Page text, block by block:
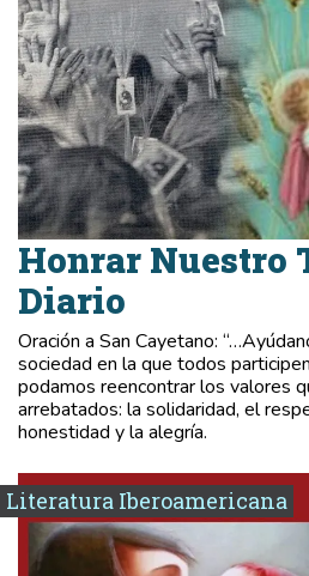
Honrar Nuestro
Diario
Oración a San Cayetano:
sociedad en la que todos
podamos reencontrar los valores
arrebatados: la solidaridad, el
honestidad y la alegría.
Literatura Iberoamericana